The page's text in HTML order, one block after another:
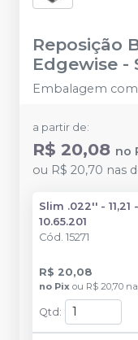
Reposição
Edgewise -
Embalagem com
a partir de:
R$ 20,08 no
ou R$ 20,70 nas
Slim .022'' - 11,21 -
10.65.201
Cód. 15271
R$ 20,08
no Pix ou R$ 20,70
Qtd :